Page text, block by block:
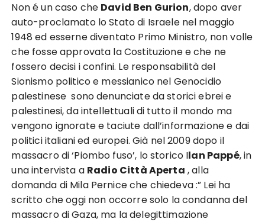
Non é un caso che David Ben Gurion, dopo aver
auto-proclamato lo Stato di Israele nel maggio
1948 ed esserne diventato Primo Ministro, non volle
che fosse approvata la Costituzione e che ne
fossero decisi i confini. Le responsabilità del
Sionismo politico e messianico nel Genocidio
palestinese sono denunciate da storici ebrei e
palestinesi, da intellettuali di tutto il mondo ma
vengono ignorate e taciute dall’informazione e dai
politici italiani ed europei. Già nel 2009 dopo il
massacro di ‘Piombo fuso’, lo storico Ilan Pappé, in
una intervista a Radio Città Aperta , alla
domanda di Mila Pernice che chiedeva :” Lei ha
scritto che oggi non occorre solo la condanna del
massacro di Gaza, ma la delegittimazione